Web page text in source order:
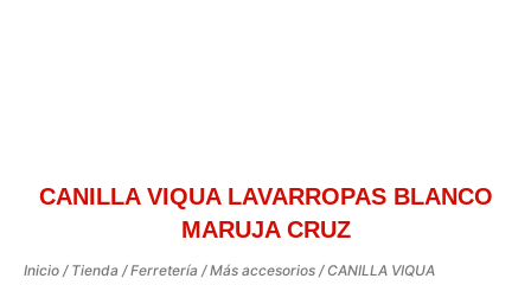
CANILLA VIQUA LAVARROPAS BLANCO
MARUJA CRUZ
Inicio / Tienda /Ferretería /Más accesorios / CANILLA VIQUA